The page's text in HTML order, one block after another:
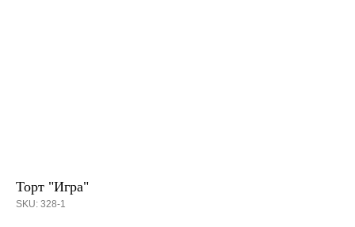
Торт "Игра"
SKU: 328-1